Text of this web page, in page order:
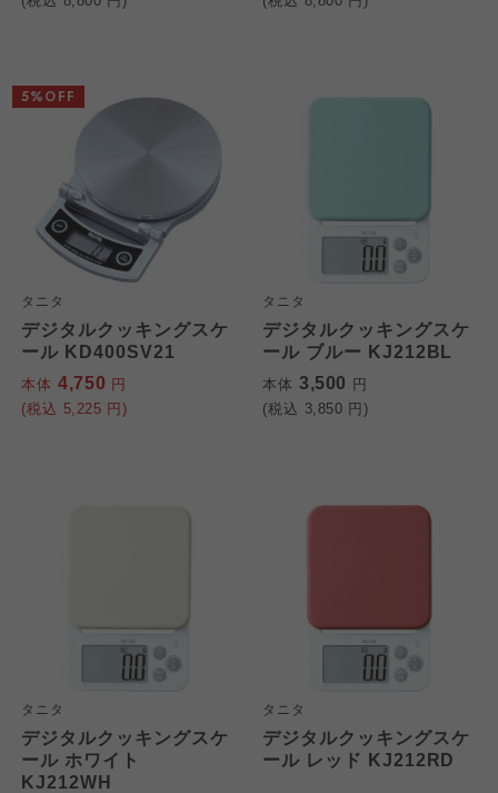
タニタ
デジタルクッキングスケ
ール KD400SV21
本体 4,750 円
(税込 5,225 円)
5%OFF
タニタ
デジタルクッキングスケ
ール ブルー KJ212BL
本体 3,500 円
(税込 3,850 円)
タニタ
デジタルクッキングスケ
ール ホワイト
KJ212WH
タニタ
デジタルクッキングスケ
ール レッド KJ212RD